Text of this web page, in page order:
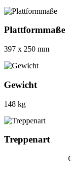
Plattformmaße
397 x 250 mm
Gewicht
148 kg
Treppenart